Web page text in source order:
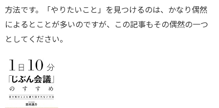
方法です。「やりたいこと」を見つけるのは、かなり偶然
によるとことが多いのですが、この記事もその偶然の一つ
としてください。